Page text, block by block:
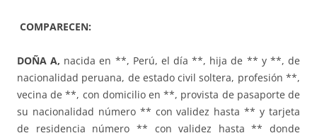
COMPARECEN:
DOÑA A, nacida en **, Perú, el día **, hija de ** y **, de
nacionalidad peruana, de estado civil soltera, profesión **,
vecina de **, con domicilio en **, provista de pasaporte de
su nacionalidad número ** con validez hasta ** y tarjeta
de residencia número ** con validez hasta ** donde